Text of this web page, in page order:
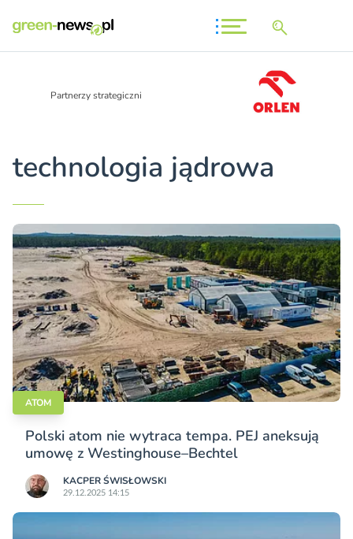
Partnerzy strategiczni
technologia jądrowa
ATOM
Polski atom nie wytraca tempa. PEJ aneksują
umowę z Westinghouse–Bechtel
KACPER ŚWISŁO­WSKI
29.12.2025 14:15